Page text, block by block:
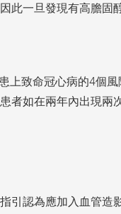
此一旦發現有高膽固
上致命冠心病的4個
者如在兩年內出現兩
引認為應加入血管造